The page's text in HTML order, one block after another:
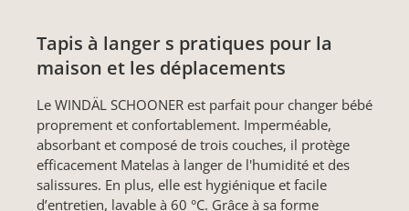
Tapis à langer s pratiques pour la
maison et les déplacements
Le WINDÄL SCHOONER est parfait pour changer bébé
proprement et confortablement. Imperméable,
absorbant et composé de trois couches, il protège
efficacement Matelas à langer de l'humidité et des
salissures. En plus, elle est hygiénique et facile
d’entretien, lavable à 60 °C. Grâce à sa forme